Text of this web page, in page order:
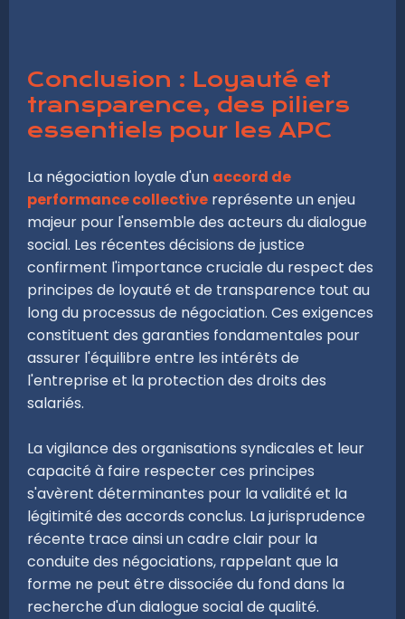
Conclusion : Loyauté et
transparence, des piliers
essentiels pour les APC
La négociation loyale d'un accord de
performance collective représente un enjeu
majeur pour l'ensemble des acteurs du dialogue
social. Les récentes décisions de justice
confirment l'importance cruciale du respect des
principes de loyauté et de transparence tout au
long du processus de négociation. Ces exigences
constituent des garanties fondamentales pour
assurer l'équilibre entre les intérêts de
l'entreprise et la protection des droits des
salariés.
La vigilance des organisations syndicales et leur
capacité à faire respecter ces principes
s'avèrent déterminantes pour la validité et la
légitimité des accords conclus. La jurisprudence
récente trace ainsi un cadre clair pour la
conduite des négociations, rappelant que la
forme ne peut être dissociée du fond dans la
recherche d'un dialogue social de qualité.